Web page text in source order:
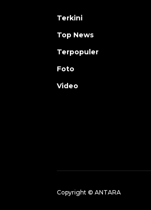
Terkini
Top News
Terpopuler
Foto
Video
Copyright © ANTARA